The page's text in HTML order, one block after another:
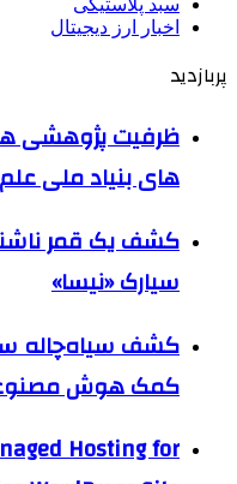
سبد پلاستیکی
اخبار ارز دیجیتال
پربازدید
ظرفیت پژوهشی
های بنیاد ملی
کشف یک قمر
سیارک «نیسا»
کشف سیاه‌چاله
کمک هوش
Hosting for